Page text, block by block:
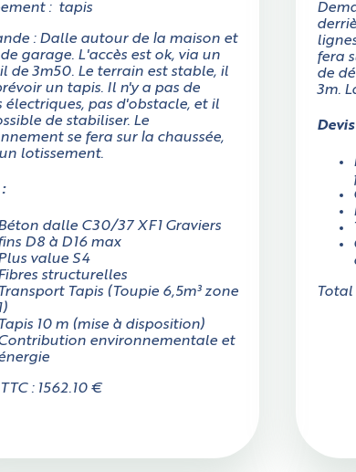
L'accès au
Oui
: tapis
: Dalle autour de la maison et
garage. L'accès est ok, via un
de 3m50. Le terrain est stable, il
un tapis. Il n'y a pas de
électriques, pas d'obstacle, et il
de stabiliser. Le
se fera sur la chaussée,
lotissement.
dalle C30/37 XF1 Graviers
D8 à D16 max
value S4
structurelles
Transport Tapis (Toupie 6,5m³ zone
1)
Tapis 10 m (mise à disposition)
environnementale et
: 1562.10 €
fera
de
3m.
Total